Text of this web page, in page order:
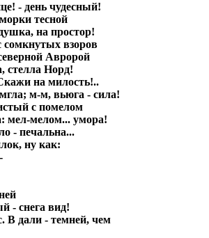
- день чудесный!
тесной
на простор!
сомкнутых взоров
Авророй
стелла Норд!
на милость!..
м-м, вьюга - сила!
с помелом
мел-мелом... умора!
- печальна...
ну как:
- снега вид!
В дали - темней, чем